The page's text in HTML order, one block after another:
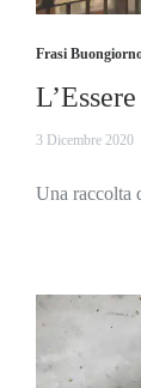
Frasi
3 Dicembre 20204
Una raccolta